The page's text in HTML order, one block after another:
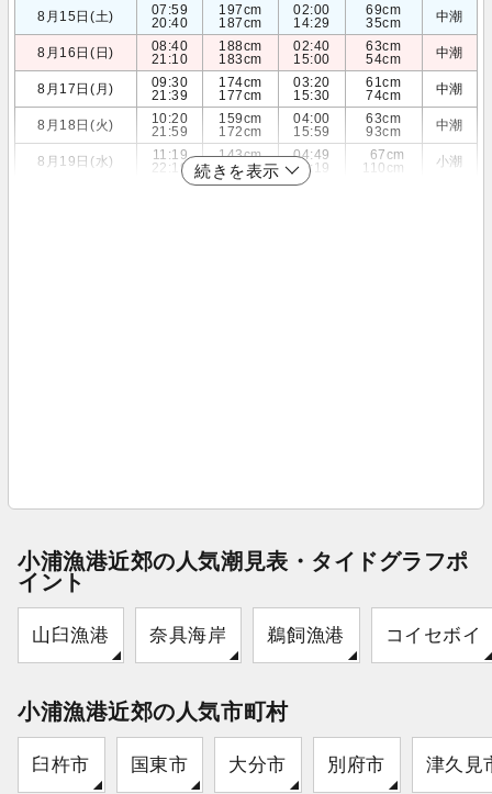
8月15日(土)
07:59
20:40
197cm
187cm
02:00
14:29
69cm
35cm
中潮
8月16日(日)
08:40
21:10
188cm
183cm
02:40
15:00
63cm
54cm
中潮
8月17日(月)
09:30
21:39
174cm
177cm
03:20
15:30
61cm
74cm
中潮
8月18日(火)
10:20
21:59
159cm
172cm
04:00
15:59
63cm
93cm
中潮
8月19日(水)
11:19
22:19
143cm
168cm
04:49
16:19
67cm
110cm
小潮
続きを表示
小浦漁港近郊の人気潮見表・タイドグラフポ
イント
山臼漁港 奈具海岸 鵜飼漁港 コイセボイ
小浦漁港近郊の人気市町村
臼杵市 国東市 大分市 別府市 津久見